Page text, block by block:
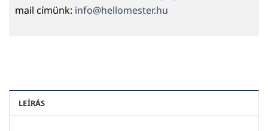
mail címünk: info@hellomester.hu
LEÍRÁS